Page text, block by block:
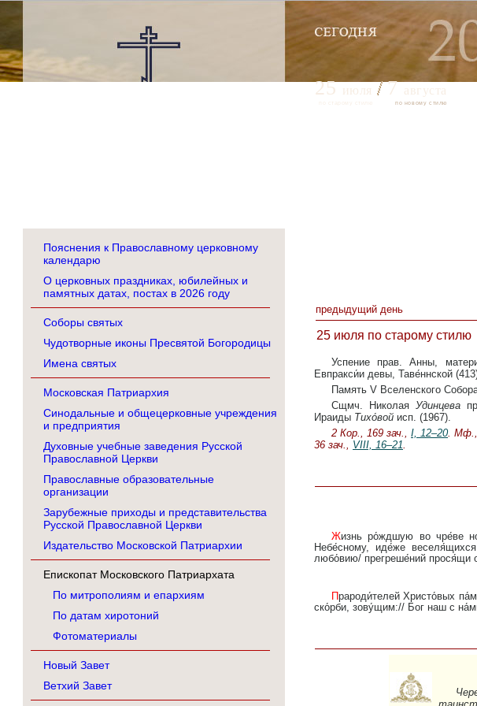
Пояснения к Православному церковному
календарю
О церковных праздниках, юбилейных и
памятных датах, постах в 2026 году
Соборы святых
Чудотворные иконы Пресвятой Богородицы
Имена святых
Московская Патриархия
Синодальные и общецерковные учреждения
и предприятия
Духовные учебные заведения Русской
Православной Церкви
Православные образовательные
организации
Зарубежные приходы и представительства
Русской Православной Церкви
Издательство Московской Патриархии
Епископат Московского Патриархата
По митрополиям и епархиям
По датам хиротоний
Фотоматериалы
Новый Завет
Ветхий Завет
предыдущий день
25 июля по старому
Успение прав. Анны,
Евпракси́и девы, Таве́ннской
Память V Вселенского
Сщмч. Николая Удинцева
Ираиды Тихо́вой исп. (1967).
2 Кор., 169 зач., I, 12–20. Мф.,
36 зач., VIII, 16–21.
Жизнь ро́ждшую во чре́ве нос́и́ла ес́и́, Чи́стую Богома́терь,/ богому́драя А́нно./ Те́мже к прия́тию
Небе́сному, иде́же
любо́вию/ прегреше́ний прося́щи
Прароди́телей Христо́вых па́мять пра́зднуем,/ тех ве́рно прося́ще по́мощи,/ изба́витися всем от вся́кия
ско́рби, зову́щим:// Бог наш с
25июля 7августа
по старому стилю по новому стилю